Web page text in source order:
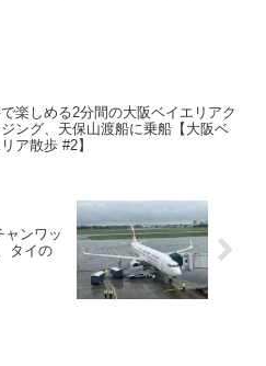
楽しめる2分間の大阪ベイエリアク
ング、天保山渡船に乗船【大阪ベ
ア散歩 #2】
ャンワッ
タイの